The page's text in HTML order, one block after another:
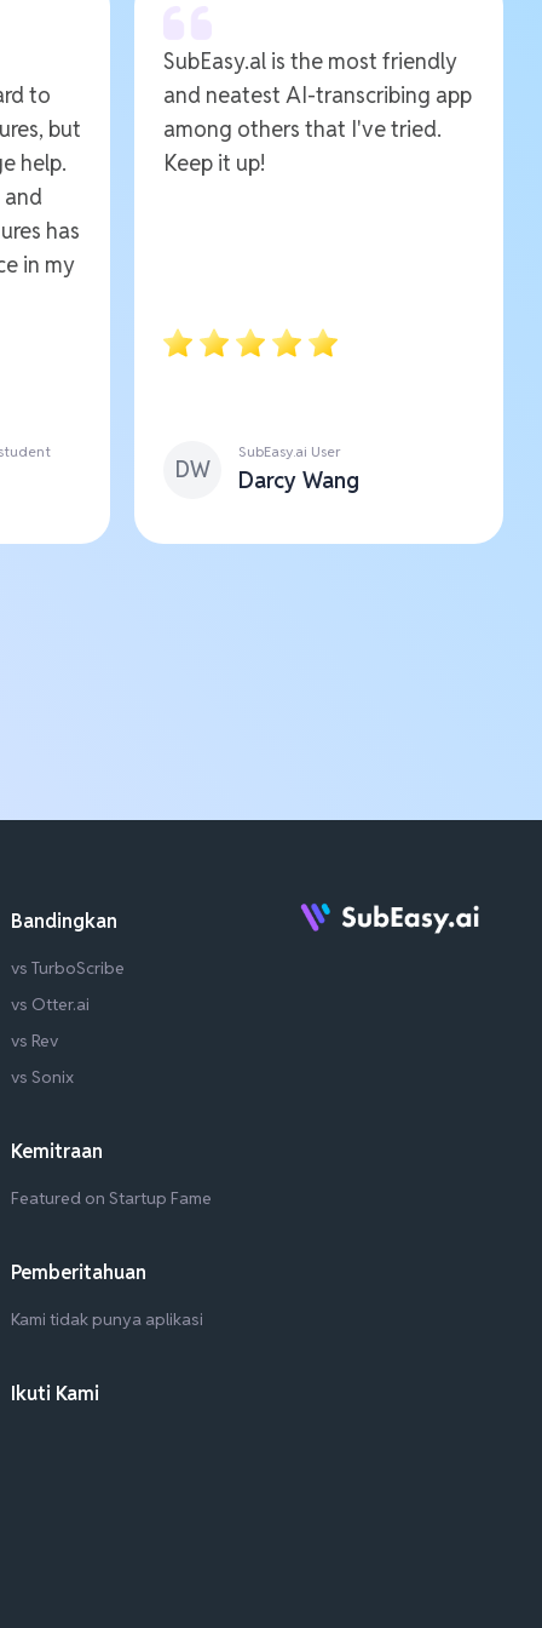
to
but
help.
has
in my
SubEasy.al is the most friendly
and neatest AI-transcribing app
among others that I've tried.
Keep it up!
DW
SubEasy.ai User
Darcy Wang
Bandingkan
vs TurboScribe
vs Otter.ai
vs Rev
vs Sonix
Kemitraan
Featured on Startup Fame
Pemberitahuan
Kami tidak punya aplikasi
Ikuti Kami